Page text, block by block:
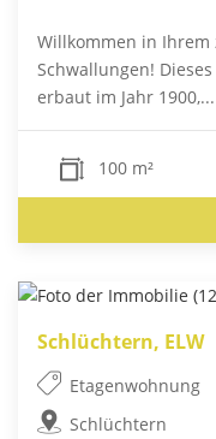
Willkommen in
Schwallungen!
erbaut im Jahr 1900,...
100 m²
Schlüchtern, ELW
Etagenwohnung
Schlüchtern